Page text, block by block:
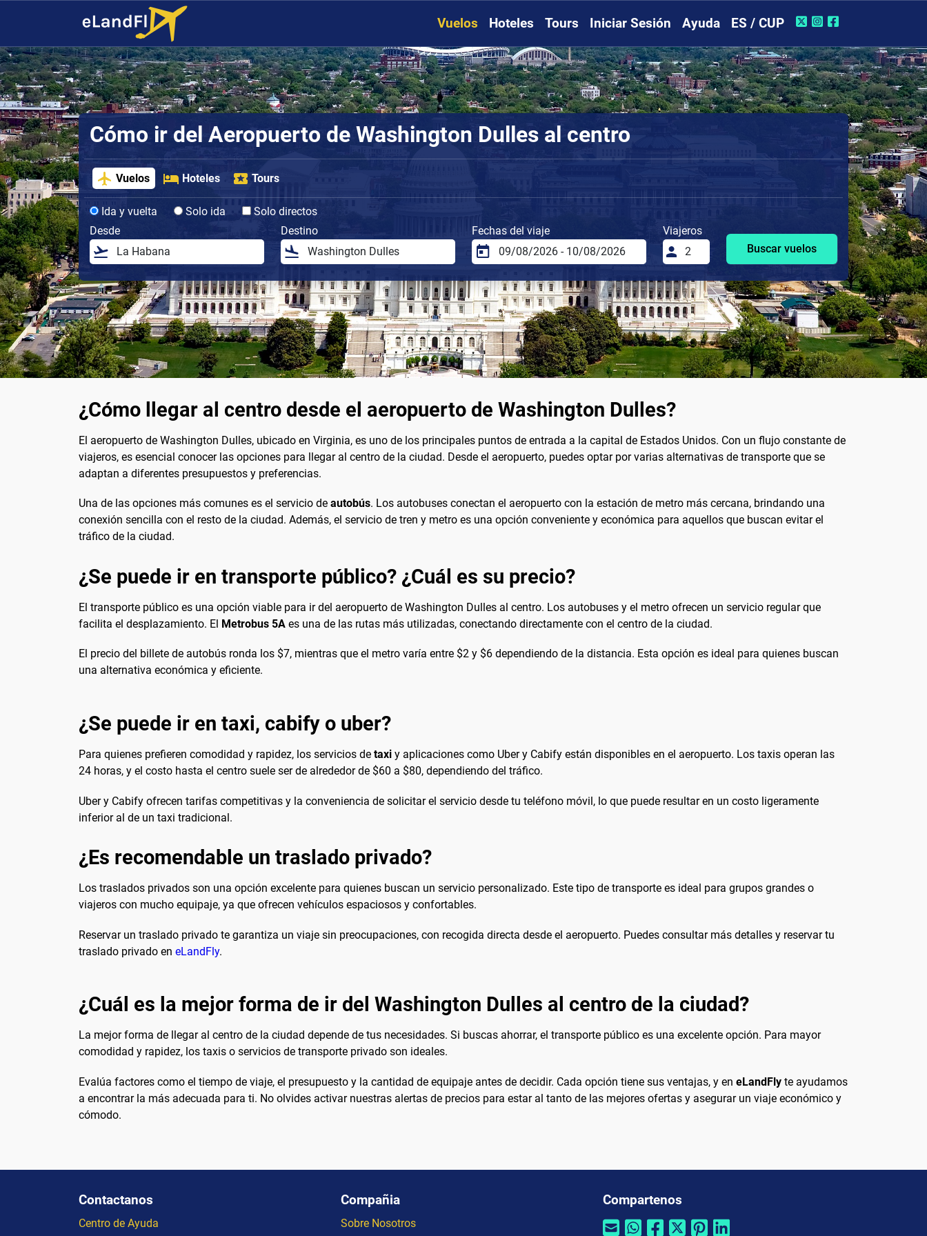
Vuelos Hoteles Tours Iniciar Sesión Ayuda ES / CUP
Cómo ir del Aeropuerto de Washington Dulles al centro
Vuelos Hoteles Tours
Ida y vuelta Solo ida
Solo directos
Desde
Destino Fechas del viaje
Viajeros
Buscar vuelos
¿Cómo llegar al centro desde el aeropuerto de Washington Dulles?
El aeropuerto de Washington Dulles, ubicado en Virginia, es uno de los principales puntos de entrada a la capital de Estados Unidos. Con un flujo constante de
viajeros, es esencial conocer las opciones para llegar al centro de la ciudad. Desde el aeropuerto, puedes optar por varias alternativas de transporte que se
adaptan a diferentes presupuestos y preferencias.
Una de las opciones más comunes es el servicio de autobús. Los autobuses conectan el aeropuerto con la estación de metro más cercana, brindando una
conexión sencilla con el resto de la ciudad. Además, el servicio de tren y metro es una opción conveniente y económica para aquellos que buscan evitar el
tráfico de la ciudad.
¿Se puede ir en transporte público? ¿Cuál es su precio?
El transporte público es una opción viable para ir del aeropuerto de Washington Dulles al centro. Los autobuses y el metro ofrecen un servicio regular que
facilita el desplazamiento. El Metrobus 5A es una de las rutas más utilizadas, conectando directamente con el centro de la ciudad.
El precio del billete de autobús ronda los $7, mientras que el metro varía entre $2 y $6 dependiendo de la distancia. Esta opción es ideal para quienes buscan
una alternativa económica y eficiente.
¿Se puede ir en taxi, cabify o uber?
Para quienes prefieren comodidad y rapidez, los servicios de taxi y aplicaciones como Uber y Cabify están disponibles en el aeropuerto. Los taxis operan las
24 horas, y el costo hasta el centro suele ser de alrededor de $60 a $80, dependiendo del tráfico.
Uber y Cabify ofrecen tarifas competitivas y la conveniencia de solicitar el servicio desde tu teléfono móvil, lo que puede resultar en un costo ligeramente
inferior al de un taxi tradicional.
¿Es recomendable un traslado privado?
Los traslados privados son una opción excelente para quienes buscan un servicio personalizado. Este tipo de transporte es ideal para grupos grandes o
viajeros con mucho equipaje, ya que ofrecen vehículos espaciosos y confortables.
Reservar un traslado privado te garantiza un viaje sin preocupaciones, con recogida directa desde el aeropuerto. Puedes consultar más detalles y reservar tu
traslado privado en eLandFly.
¿Cuál es la mejor forma de ir del Washington Dulles al centro de la ciudad?
La mejor forma de llegar al centro de la ciudad depende de tus necesidades. Si buscas ahorrar, el transporte público es una excelente opción. Para mayor
comodidad y rapidez, los taxis o servicios de transporte privado son ideales.
Evalúa factores como el tiempo de viaje, el presupuesto y la cantidad de equipaje antes de decidir. Cada opción tiene sus ventajas, y en eLandFly te ayudamos
a encontrar la más adecuada para ti. No olvides activar nuestras alertas de precios para estar al tanto de las mejores ofertas y asegurar un viaje económico y
cómodo.
Contactanos
Centro de Ayuda
Compañia
Sobre Nosotros
Compartenos